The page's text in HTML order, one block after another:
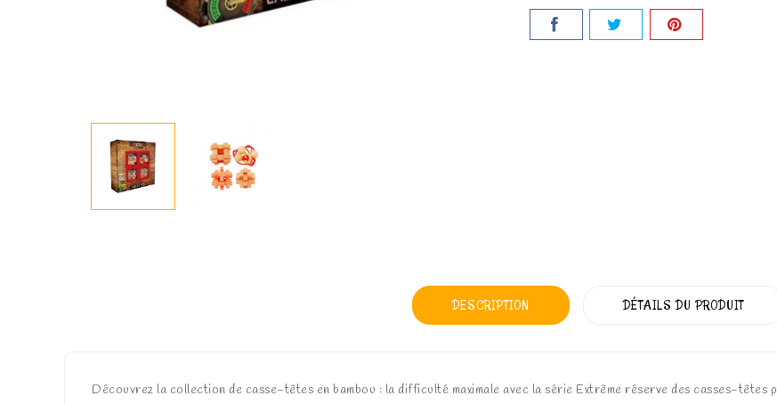
DESCRIPTION DÉTAILS DU PRODUIT
Découvrez la collection de casse-têtes en bambou : la difficulté maximale avec la série Extrême réserve des casses-